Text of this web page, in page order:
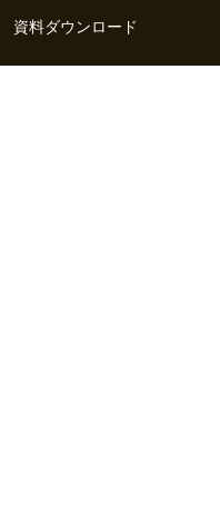
資料ダウンロード